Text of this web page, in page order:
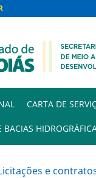
CARTA DE
BACIAS
e